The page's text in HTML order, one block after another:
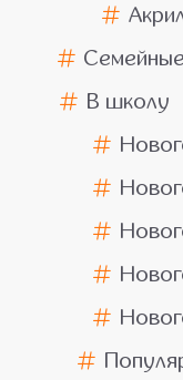
Семейные
В школу